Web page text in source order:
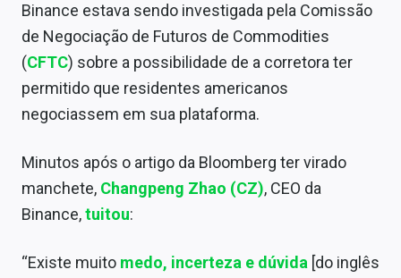
Binance estava sendo investigada pela Comissão
de Negociação de Futuros de Commodities
(CFTC) sobre a possibilidade de a corretora ter
permitido que residentes americanos
negociassem em sua plataforma.
Minutos após o artigo da Bloomberg ter virado
manchete, Changpeng Zhao (CZ), CEO da
Binance,tuitou:
“Existe muito medo, incerteza e dúvida [do inglês